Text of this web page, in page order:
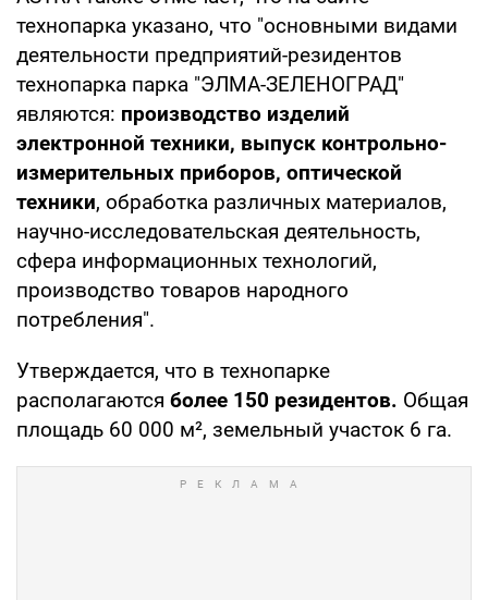
технопарка указано, что "основными видами
деятельности предприятий-резидентов
технопарка парка "ЭЛМА-ЗЕЛЕНОГРАД"
являются: производство изделий
электронной техники, выпуск контрольно-
измерительных приборов, оптической
техники, обработка различных материалов,
научно-исследовательская деятельность,
сфера информационных технологий,
производство товаров народного
потребления".
Утверждается, что в технопарке
располагаются более 150 резидентов. Общая
площадь 60 000 м², земельный участок 6 га.